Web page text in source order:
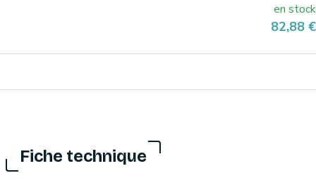
en stock
Prix
82,88 €
Fiche technique